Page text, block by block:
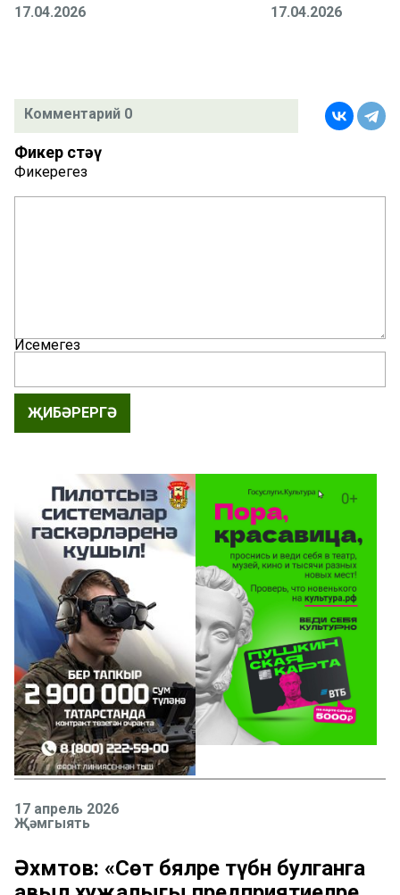
17.04.2026 17.04.2026
Комментарий 0
Фикер өстәү
Фикерегез
Исемегез
ҖИБӘРЕРГӘ
17 апрель 2026
Җәмгыять
Әхмәтов: «Сөт бәяләре түбән булганга